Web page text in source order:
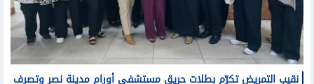
نقيب التمريض تكرّم بطلات حريق مستشفى أورام مدينة نصر وتصرف
لهن مكافأة مالية